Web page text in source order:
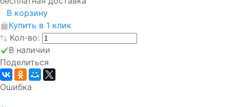
В корзину
Купить в 1 клик
Кол-во:
В наличии
Поделиться
Ошибка